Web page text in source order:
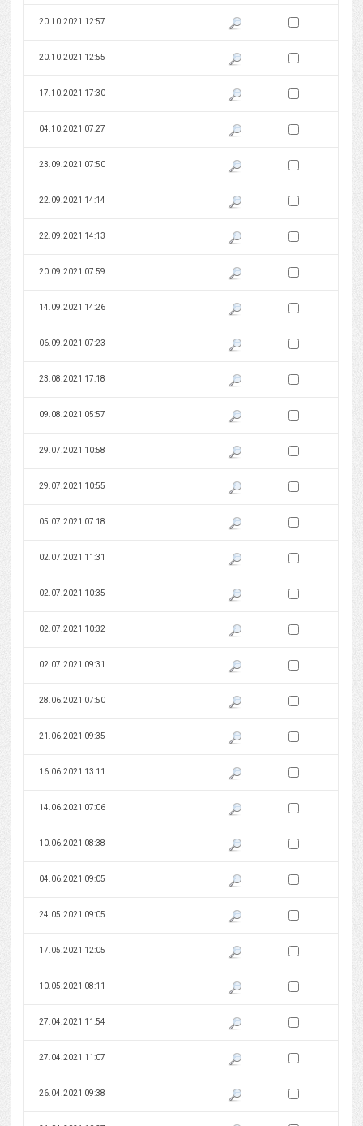
20.10.2021 12:57 Pokaż podgląd wersji z dnia
Zaznacz wersję do
20.10.2021 12:55 Pokaż podgląd wersji z dnia
Zaznacz wersję do
17.10.2021 17:30 Pokaż podgląd wersji z dnia
Zaznacz wersję do
04.10.2021 07:27 Pokaż podgląd wersji z dnia
Zaznacz wersję do
23.09.2021 07:50 Pokaż podgląd wersji z dnia
Zaznacz wersję do
22.09.2021 14:14 Pokaż podgląd wersji z dnia
Zaznacz wersję do
22.09.2021 14:13 Pokaż podgląd wersji z dnia
Zaznacz wersję do
20.09.2021 07:59 Pokaż podgląd wersji z dnia
Zaznacz wersję do
14.09.2021 14:26 Pokaż podgląd wersji z dnia
Zaznacz wersję do
06.09.2021 07:23 Pokaż podgląd wersji z dnia
Zaznacz wersję do
23.08.2021 17:18 Pokaż podgląd wersji z dnia
Zaznacz wersję do
09.08.2021 05:57 Pokaż podgląd wersji z dnia
Zaznacz wersję do
29.07.2021 10:58 Pokaż podgląd wersji z dnia
Zaznacz wersję do
29.07.2021 10:55 Pokaż podgląd wersji z dnia
Zaznacz wersję do
05.07.2021 07:18 Pokaż podgląd wersji z dnia
Zaznacz wersję do
02.07.2021 11:31 Pokaż podgląd wersji z dnia
Zaznacz wersję do
02.07.2021 10:35 Pokaż podgląd wersji z dnia
Zaznacz wersję do
02.07.2021 10:32 Pokaż podgląd wersji z dnia
Zaznacz wersję do
02.07.2021 09:31 Pokaż podgląd wersji z dnia
Zaznacz wersję do
28.06.2021 07:50 Pokaż podgląd wersji z dnia
Zaznacz wersję do
21.06.2021 09:35 Pokaż podgląd wersji z dnia
Zaznacz wersję do
16.06.2021 13:11 Pokaż podgląd wersji z dnia
Zaznacz wersję do
14.06.2021 07:06 Pokaż podgląd wersji z dnia
Zaznacz wersję do
10.06.2021 08:38 Pokaż podgląd wersji z dnia
Zaznacz wersję do
04.06.2021 09:05 Pokaż podgląd wersji z dnia
Zaznacz wersję do
24.05.2021 09:05 Pokaż podgląd wersji z dnia
Zaznacz wersję do
17.05.2021 12:05 Pokaż podgląd wersji z dnia
Zaznacz wersję do
10.05.2021 08:11 Pokaż podgląd wersji z dnia
Zaznacz wersję do
27.04.2021 11:54 Pokaż podgląd wersji z dnia
Zaznacz wersję do
27.04.2021 11:07 Pokaż podgląd wersji z dnia
Zaznacz wersję do
26.04.2021 09:38 Pokaż podgląd wersji z dnia
Zaznacz wersję do